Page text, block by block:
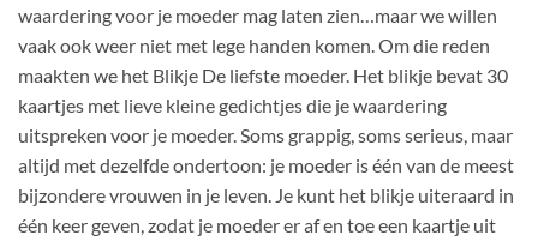
klantbeoordelingen
waardering voor je moeder mag laten zien…maar we willen
vaak ook weer niet met lege handen komen. Om die reden
maakten we het Blikje De liefste moeder. Het blikje bevat 30
kaartjes met lieve kleine gedichtjes die je waardering
uitspreken voor je moeder. Soms grappig, soms serieus, maar
altijd met dezelfde ondertoon: je moeder is één van de meest
bijzondere vrouwen in je leven. Je kunt het blikje uiteraard in
één keer geven, zodat je moeder er af en toe een kaartje uit